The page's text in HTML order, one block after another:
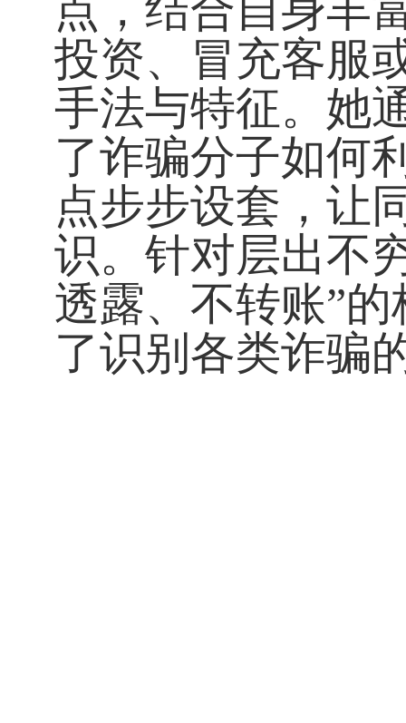
投资、冒充客服
手法与特征。她
了诈骗分子如何
点步步设套，让
识。针对层出不
透露、不转账”
了识别各类诈骗